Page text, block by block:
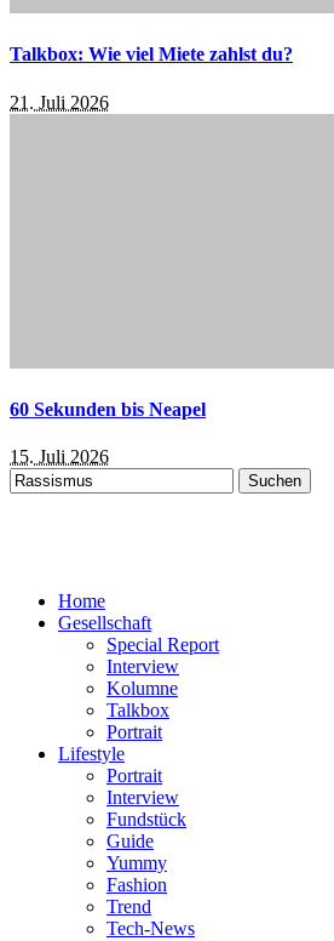
Talkbox: Wie viel Miete zahlst du?
21. Juli 2026
60 Sekunden bis Neapel
15. Juli 2026
Suchen
nach:
Home
Gesellschaft
Special Report
Interview
Kolumne
Talkbox
Portrait
Lifestyle
Portrait
Interview
Fundstück
Guide
Yummy
Fashion
Trend
Tech-News